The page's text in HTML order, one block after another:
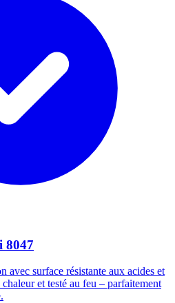
8047
avec surface résistante aux acides et
et testé au feu – parfaitement